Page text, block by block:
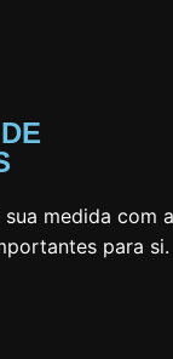
medida com
para si.